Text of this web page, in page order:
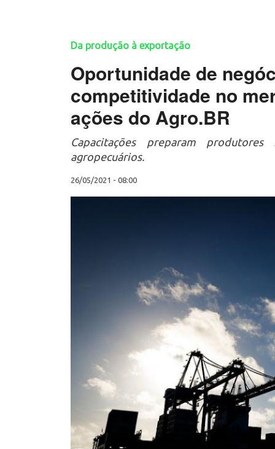
Da produção à exportação
Oportunidade de
competitividade no
ações do Agro.BR
Capacitações preparam
agropecuários.
26/05/2021 - 08:00